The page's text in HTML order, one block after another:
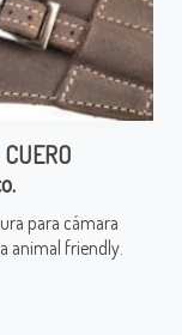
para cámara
animal friendly.